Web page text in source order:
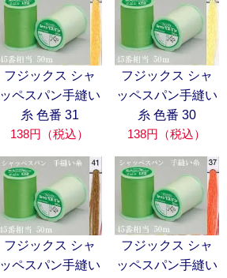
フジックス シャ
ッペスパン手縫い
糸 色番 31
138円（税込）
フジックス シャ
ッペスパン手縫い
糸 色番 30
138円（税込）
フジックス シャ
ッペスパン手縫い
フジックス シャ
ッペスパン手縫い